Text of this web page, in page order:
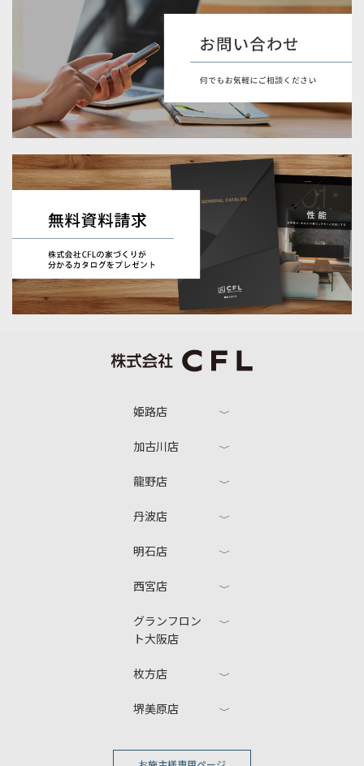
姫路店
加古川店
龍野店
丹波店
明石店
西宮店
グランフロン
ト大阪店
枚方店
堺美原店